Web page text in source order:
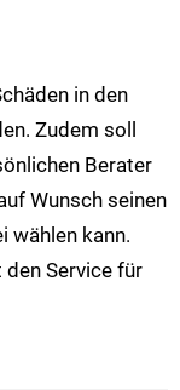
in den
Zudem soll
Berater
Wunsch seinen
wählen kann.
den Service für